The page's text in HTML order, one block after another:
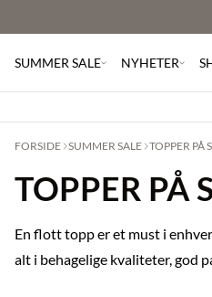
SUMMER SALE NYHETER
FORSIDE SUMMER SALE TOPPER PÅ
TOPPER PÅ
En flott topp er et must i
alt i behagelige kvaliteter, god